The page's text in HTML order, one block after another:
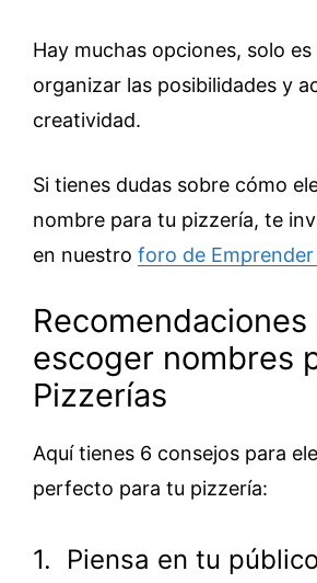
Hay muchas opciones, solo
organizar las posibilidades y
creatividad.
Si tienes dudas sobre cómo
nombre para tu pizzería, te
en nuestro foro de Emprender
Recomendaciones
escoger nombres
Pizzerías
Aquí tienes 6 consejos para
perfecto para tu pizzería:
1. Piensa en tu